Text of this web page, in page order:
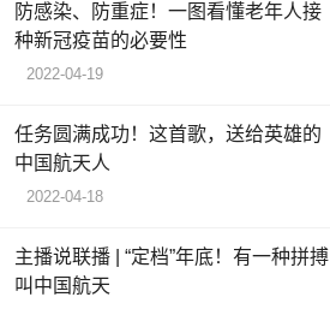
防感染、防重症！一图看懂老年人接
种新冠疫苗的必要性
2022-04-19
任务圆满成功！这首歌，送给英雄的
中国航天人
2022-04-18
主播说联播 | “定档”年底！有一种拼搏
叫中国航天